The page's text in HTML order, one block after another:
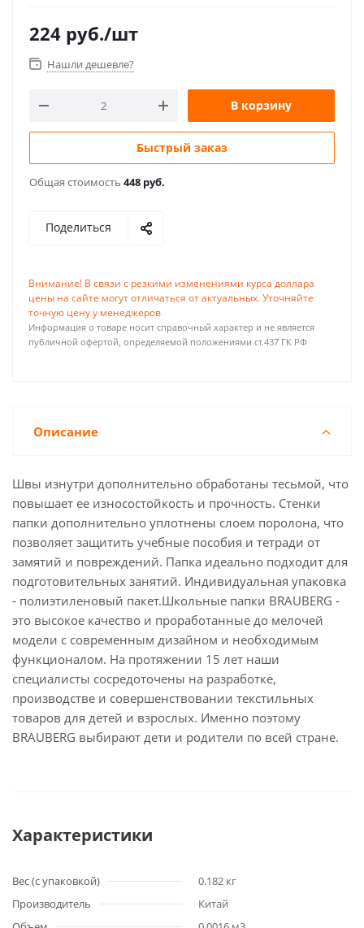
224 руб./шт
Нашли дешевле?
В корзину
Быстрый заказ
Общая стоимость 448 руб.
Поделиться
Внимание! В связи с резкими изменениями курса доллара
цены на сайте могут отличаться от актуальных. Уточняйте
точную цену у менеджеров
Информация о товаре носит справочный характер и не является
публичной офертой, определяемой положениями ст.437 ГК РФ
Описание
Швы изнутри дополнительно обработаны тесьмой, что
повышает ее износостойкость и прочность. Стенки
папки дополнительно уплотнены слоем поролона, что
позволяет защитить учебные пособия и тетради от
замятий и повреждений. Папка идеально подходит для
подготовительных занятий. Индивидуальная упаковка
- полиэтиленовый пакет.Школьные папки BRAUBERG -
это высокое качество и проработанные до мелочей
модели с современным дизайном и необходимым
функционалом. На протяжении 15 лет наши
специалисты сосредоточены на разработке,
производстве и совершенствовании текстильных
товаров для детей и взрослых. Именно поэтому
BRAUBERG выбирают дети и родители по всей стране.
Характеристики
Вес (с упаковкой)
0.182 кг
Производитель
Китай